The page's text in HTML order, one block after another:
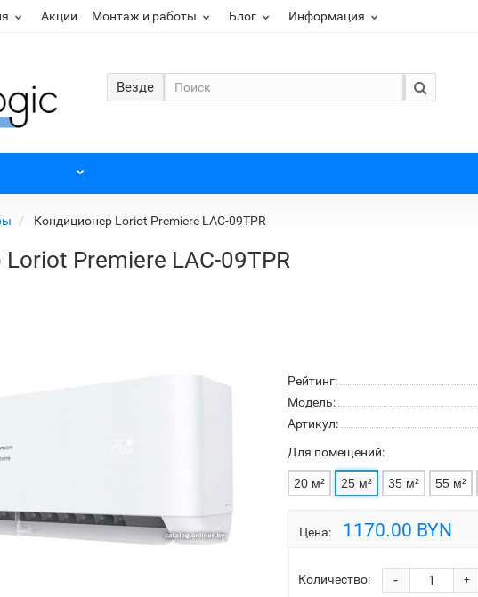
Акции Монтаж и работы Блог Информация
Везде
Кондиционер Loriot Premiere LAC-09TPR
Premiere LAC-09TPR
Рейтинг:
Модель:
Артикул:
Для помещений:
20 м² 25 м² 35 м² 55 м²
Цена: 1170.00 BYN
Количество: +
-